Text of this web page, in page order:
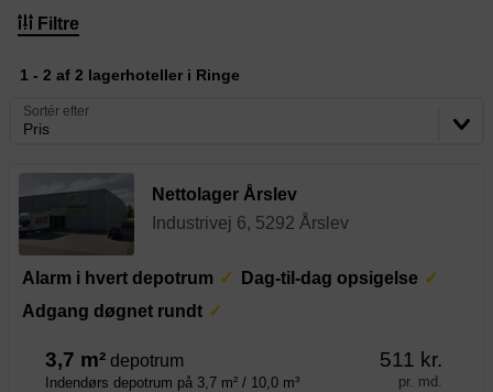
Filtre
1 - 2 af 2 lagerhoteller i Ringe
Pris
Sortér efter
Nettolager Årslev
Industrivej 6, 5292 Årslev
Alarm i hvert depotrum
Dag-til-dag opsigelse
Adgang døgnet rundt
3,7 m² depotrum
Indendørs depotrum på 3,7 m² / 10,0 m³
511 kr.
pr. md.